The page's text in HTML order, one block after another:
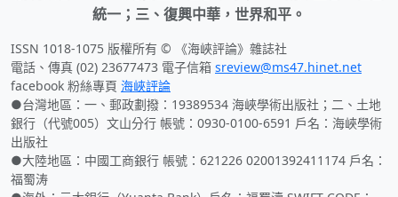
統一；三、復興中華，世界和平。
ISSN 1018-1075 版權所有 © 《海峽評論》雜誌社
電話、傳真 (02) 23677473 電子信箱 sreview@ms47.hinet.net
facebook 粉絲專頁 海峽評論
●台灣地區：一、郵政劃撥：19389534 海峽學術出版社；二、土地
銀行（代號005）文山分行 帳號：0930-0100-6591 戶名：海峽學術
出版社
●大陸地區：中國工商銀行 帳號：621226 02001392411174 戶名：
福蜀涛